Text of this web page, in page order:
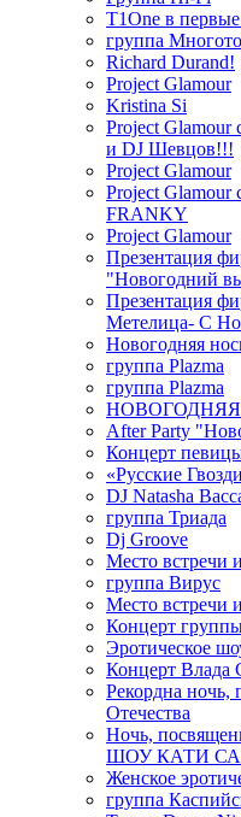
T1One в
группа
Richard Durand!
Project Glamour
Kristina Si
Project Glamour
и DJ Шевцов!!!
Project Glamour
Project Glamour
FRANKY
Project Glamour
Презентация
"Новогодний
Презентация
Метелица- С
Новогодняя
группа Plazma
группа Plazma
НОВОГОДНЯЯ
After Party
Концерт
«Русские
DJ Natasha
группа Триада
Dj Groove
Место встречи
группа Вирус
Место встречи
Концерт
Эротическое
Концерт Влада
Рекордна
Отечества
Ночь,
ШОУ КАТИ
Женское
группа